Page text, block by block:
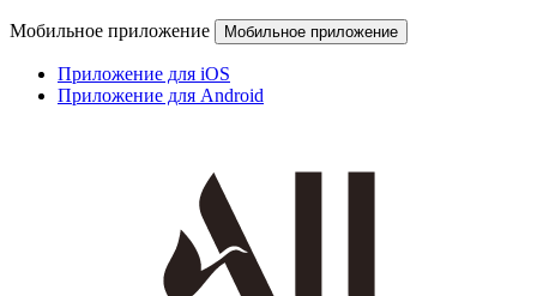
Мобильное приложение Мобильное приложение
Приложение для iOS
Приложение для Android